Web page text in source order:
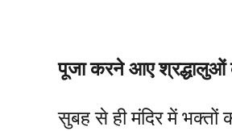
पूजा करने आए श्रद्धालुओं
सुबह से ही मंदिर में भक्तों